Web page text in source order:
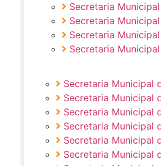
Secretaria
Secretaria
Secretaria
Secretaria
Secretaria Municipal
Secretaria Municipal
Secretaria Municipal
Secretaria Municipal
Secretaria Municipal
Secretaria Municipal